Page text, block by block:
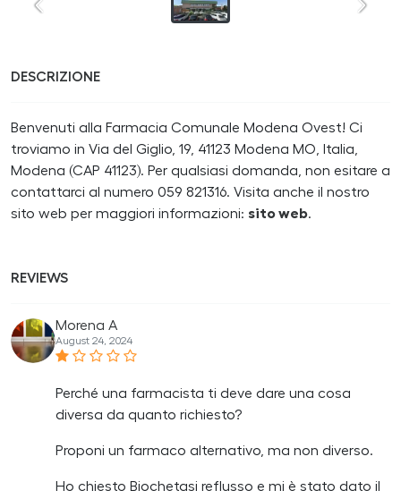
DESCRIZIONE
Benvenuti alla Farmacia Comunale Modena Ovest! Ci
troviamo in Via del Giglio, 19, 41123 Modena MO, Italia,
Modena (CAP 41123). Per qualsiasi domanda, non esitare a
contattarci al numero 059 821316. Visita anche il nostro
sito web per maggiori informazioni: sito web.
REVIEWS
Morena A
August 24, 2024
Perché una farmacista ti deve dare una cosa
diversa da quanto richiesto?
Proponi un farmaco alternativo, ma non diverso.
Ho chiesto Biochetasi reflusso e mi è stato dato il